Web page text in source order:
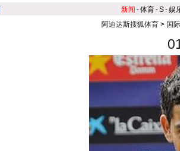
新闻 -体育-S-娱
阿迪达斯搜狐体育> 国